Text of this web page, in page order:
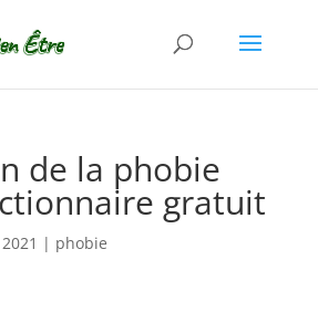
de la phobie
gratuit
| phobie